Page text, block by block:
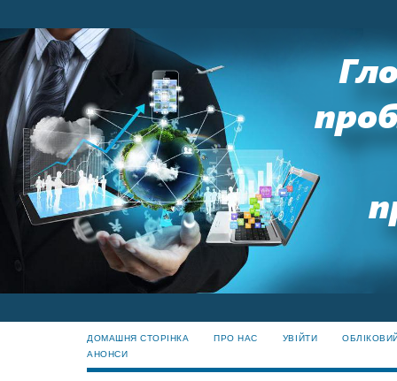
ДОМАШНЯ СТОРІНКА ПРО НАС УВІЙТИ
АНОНСИ